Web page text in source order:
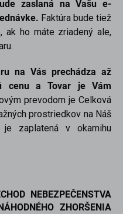
zaslaná na Vašu e-
Faktúra bude tiež
ak ho máte zriadený ale,
na Vás prechádza až
cenu a Tovar je Vám
prevodom je Celková
prostriedkov na Náš
zaplatená v okamihu
NEBEZPEČENSTVA
ZHORŠENIA